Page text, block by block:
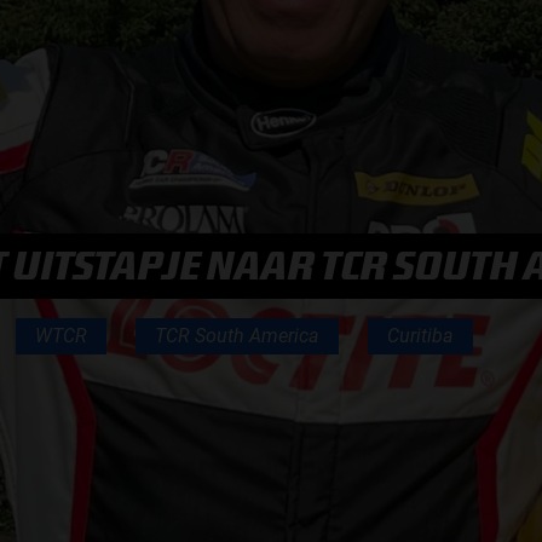
NAAR TCR SOUTH
WTCR TCR South America Curitiba
RACE GEMIST
AANMELDEN NIEUWSBRIEF
NEEM CONTACT OP